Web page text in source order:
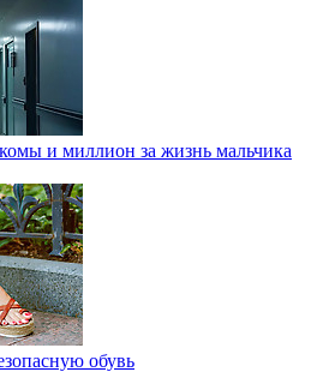
и миллион за жизнь мальчика
обувь